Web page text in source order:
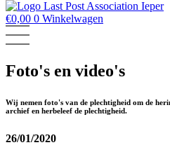
€0,00 0 Winkelwagen
Foto's en video's
Wij nemen foto's van de plechtigheid om de
archief en herbeleef de plechtigheid.
26/01/2020